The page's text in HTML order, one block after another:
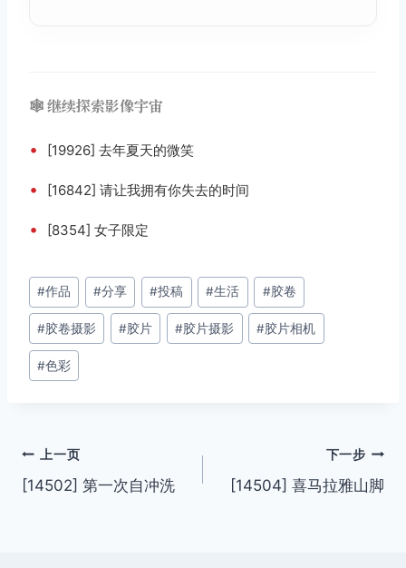
🕸️ 继续探索影像宇宙
• [19926] 去年夏天的微笑
• [16842] 请让我拥有你失去的时间
• [8354] 女子限定
文
章
标
签：
#作品 #分享 #投稿 #生活 #胶卷
#胶卷摄影 #胶片 #胶片摄影 #胶片相机
#色彩
文
章
上一页
[14502] 第一次自冲洗
下一步
[14504] 喜马拉雅山脚